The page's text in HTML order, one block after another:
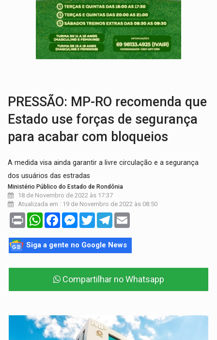
Publicação Legal:AVISO DE LICITAÇÃO: Pregão Eletrônico Nº 12/2026
BR-364:Polícia apreende mais de uma tonelada de drogas em fundo
EMOCIONE:PRESENTES: Confira os sorteados na promoção
PRESSÃO: MP-RO recomenda que
Estado use forças de segurança
para acabar com bloqueios
A medida visa ainda garantir a livre circulação e a segurança
dos usuários das estradas
Ministério Público do Estado de Rondônia
18 de Novembro de 2022 às 17:37
Atualizada em : 19 de Novembro de 2022 às 08:50
Print WhatsAppFacebookMessenger
TwitterTelegram
Siga a gente no Google News
Compartilhar no Whatsapp